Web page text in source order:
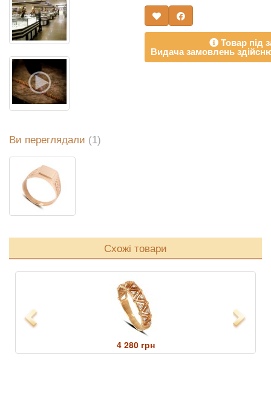
Товар під
Видача замовлень
Ви переглядали (1)
Схожі товари
Previous
4 280 грн
Next